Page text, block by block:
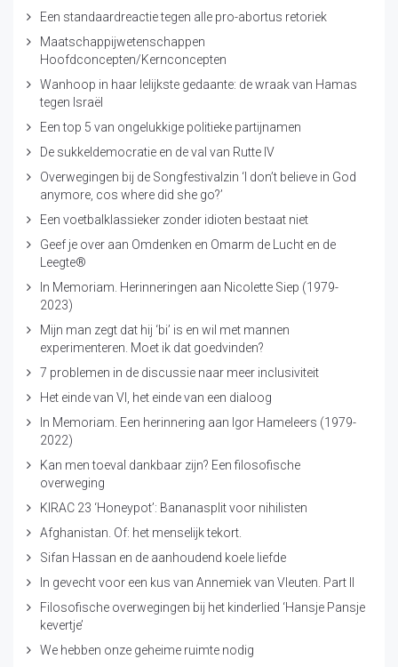
Een standaardreactie tegen alle pro-abortus retoriek
Maatschappijwetenschappen
Hoofdconcepten/Kernconcepten
Wanhoop in haar lelijkste gedaante: de wraak van Hamas
tegen Israël
Een top 5 van ongelukkige politieke partijnamen
De sukkeldemocratie en de val van Rutte IV
Overwegingen bij de Songfestivalzin ‘I don’t believe in God
anymore, cos where did she go?’
Een voetbalklassieker zonder idioten bestaat niet
Geef je over aan Omdenken en Omarm de Lucht en de
Leegte®
In Memoriam. Herinneringen aan Nicolette Siep (1979-
2023)
Mijn man zegt dat hij ‘bi’ is en wil met mannen
experimenteren. Moet ik dat goedvinden?
7 problemen in de discussie naar meer inclusiviteit
Het einde van VI, het einde van een dialoog
In Memoriam. Een herinnering aan Igor Hameleers (1979-
2022)
Kan men toeval dankbaar zijn? Een filosofische
overweging
KIRAC 23 ‘Honeypot’: Bananasplit voor nihilisten
Afghanistan. Of: het menselijk tekort.
Sifan Hassan en de aanhoudend koele liefde
In gevecht voor een kus van Annemiek van Vleuten. Part II
Filosofische overwegingen bij het kinderlied ‘Hansje Pansje
kevertje’
We hebben onze geheime ruimte nodig